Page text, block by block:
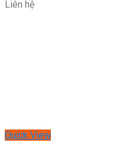
Liên hệ
Quick View